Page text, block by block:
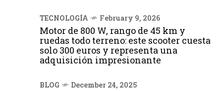
TECNOLOGÍA February 9, 2026
Motor de 800 W, rango de 45 km y
ruedas todo terreno: este scooter cuesta
solo 300 euros y representa una
adquisición impresionante
BLOG December 24, 2025